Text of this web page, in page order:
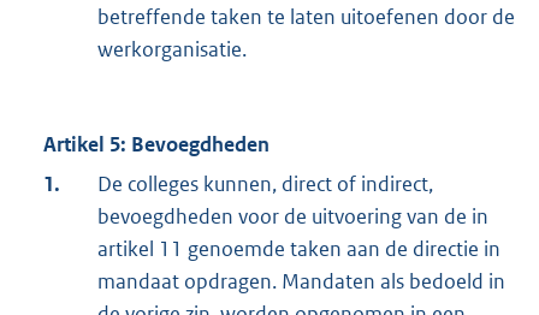
betreffende taken te laten uitoefenen door de
werkorganisatie.
Artikel 5: Bevoegdheden
1.
De colleges kunnen, direct of indirect,
bevoegdheden voor de uitvoering van de in
artikel 11 genoemde taken aan de directie in
mandaat opdragen. Mandaten als bedoeld in